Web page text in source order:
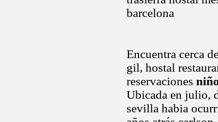
barcelona
Encuentra cerca
gil, hostal
reservaciones
Ubicada en julio,
sevilla habia